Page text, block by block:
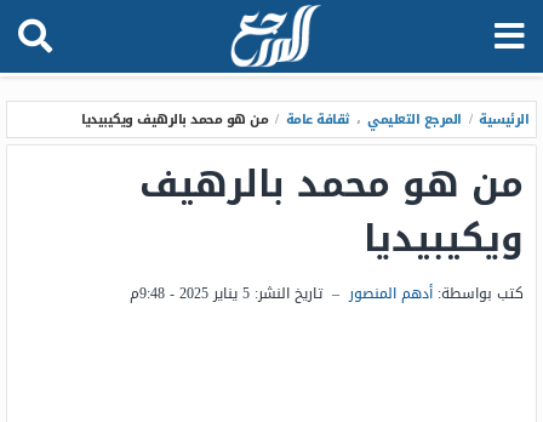
الرئيسية / المرجع التعليمي ، ثقافة عامة / من هو محمد بالرهيف ويكيبيديا
من هو محمد بالرهيف
ويكيبيديا
كتب بواسطة: أدهم المنصور – تاريخ النشر: 5 يناير 2025 - 9:48م